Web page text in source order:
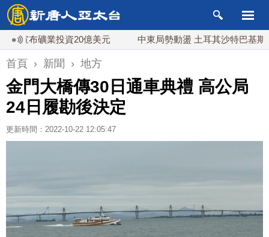
礦業投資20億美元 中東局勢動盪 土耳其沙特巴基斯坦誓共
首頁 › 新聞 › 地方
金門大橋傳30日通車典禮 高公局
24日履勘後決定
更新時間：2022-10-22 12:05:47